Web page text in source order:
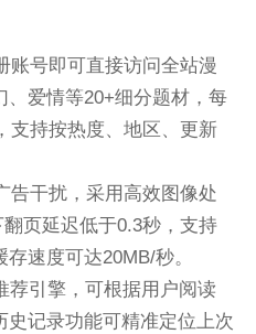
账号即可直接访问全站漫
、爱情等20+细分题材，每
支持按热度、地区、更新
告干扰，采用高效图像处
页延迟低于0.3秒，支持
速度可达20MB/秒。
荐引擎，可根据用户阅读
史记录功能可精准定位上次